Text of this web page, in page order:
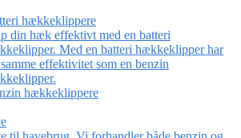
hækkeklippere
din hæk effektivt med en batteri
Med en batteri hækkeklipper har
effektivitet som en benzin
hækkeklippere